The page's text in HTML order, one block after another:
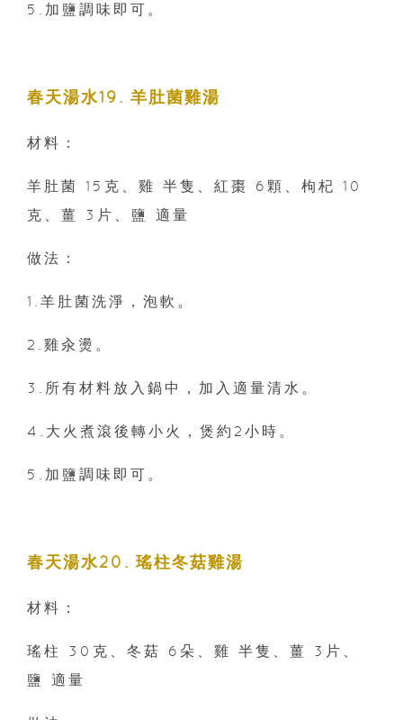
5.加鹽調味即可。
春天湯水19. 羊肚菌雞湯
材料：
羊肚菌 15克、雞 半隻、紅棗 6顆、枸杞 10
克、薑 3片、鹽 適量
做法：
1.羊肚菌洗淨，泡軟。
2.雞汆燙。
3.所有材料放入鍋中，加入適量清水。
4.大火煮滾後轉小火，煲約2小時。
5.加鹽調味即可。
春天湯水20. 瑤柱冬菇雞湯
材料：
瑤柱 30克、冬菇 6朵、雞 半隻、薑 3片、
鹽 適量